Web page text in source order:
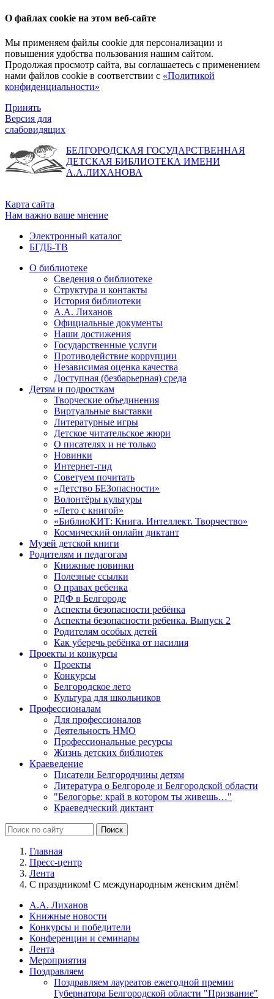
О файлах cookie на этом веб-сайте
Мы применяем файлы cookie для персонализации и
повышения удобства пользования нашим сайтом.
Продолжая просмотр сайта, вы соглашаетесь с применением
нами файлов cookie в соответствии с «Политикой
конфиденциальности»
Принять
Версия для
слабовидящих
БЕЛГОРОДСКАЯ ГОСУДАРСТВЕННАЯ
ДЕТСКАЯ БИБЛИОТЕКА ИМЕНИ
А.А.ЛИХАНОВА
Карта сайта
Нам важно ваше мнение
Электронный каталог
БГДБ-ТВ
О библиотеке
Сведения о библиотеке
Структура и контакты
История библиотеки
А.А. Лиханов
Официальные документы
Наши достижения
Государственные услуги
Противодействие коррупции
Независимая оценка качества
Доступная (безбарьерная) среда
Детям и подросткам
Творческие объединения
Виртуальные выставки
Литературные игры
Детское читательское жюри
О писателях и не только
Новинки
Интернет-гид
Советуем почитать
«Детство БЕЗопасности»
Волонтёры культуры
«Лето с книгой»
«БиблиоКИТ: Книга. Интеллект. Творчество»
Космический онлайн диктант
Музей детской книги
Родителям и педагогам
Книжные новинки
Полезные ссылки
О правах ребенка
РДФ в Белгороде
Аспекты безопасности ребёнка
Аспекты безопасности ребенка. Выпуск 2
Родителям особых детей
Как уберечь ребёнка от насилия
Проекты и конкурсы
Проекты
Конкурсы
Белгородское лето
Культура для школьников
Профессионалам
Для профессионалов
Деятельность НМО
Профессиональные ресурсы
Жизнь детских библиотек
Краеведение
Писатели Белгородчины детям
Литература о Белгороде и Белгородской области
"Белогорье: край в котором ты живешь…"
Краеведческий диктант
Главная
Пресс-центр
Лента
С праздником! С международным женским днём!
А.А. Лиханов
Книжные новости
Конкурсы и победители
Конференции и семинары
Лента
Мероприятия
Поздравляем
Поздравляем лауреатов ежегодной премии
Губернатора Белгородской области "Призвание"